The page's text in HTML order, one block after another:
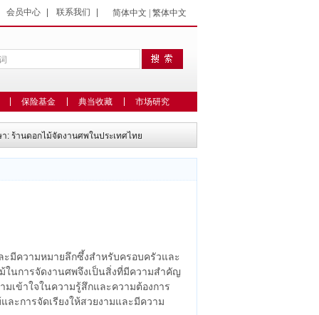
保险基金 典当收藏 市场研究
会员中心 联系我们 简体中文 繁体中文
ะมีความหมายลึกซึ้งสำหรับครอบครัวและ
ในการจัดงานศพจึงเป็นสิ่งที่มีความสำคัญ
เข้าใจในความรู้สึกและความต้องการ
ละการจัดเรียงให้สวยงามและมีความ
: ร้านดอกไม้จัดงานศพในประเทศไทย